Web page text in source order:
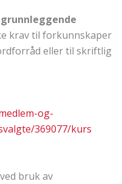
krav til forkunnskaper
eller til skriftlig
og-
369077/kurs
bruk av